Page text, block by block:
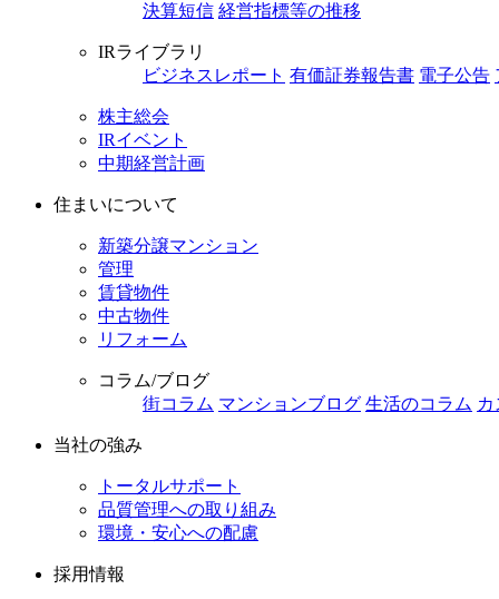
決算短信 経営指標等の推移
IRライブラリ
ビジネスレポート 有価証券報告書 電子公告
株主総会
IRイベント
中期経営計画
住まいについて
新築分譲マンション
管理
賃貸物件
中古物件
リフォーム
コラム/ブログ
街コラム マンションブログ 生活のコラム
当社の強み
トータルサポート
品質管理への取り組み
環境・安心への配慮
採用情報